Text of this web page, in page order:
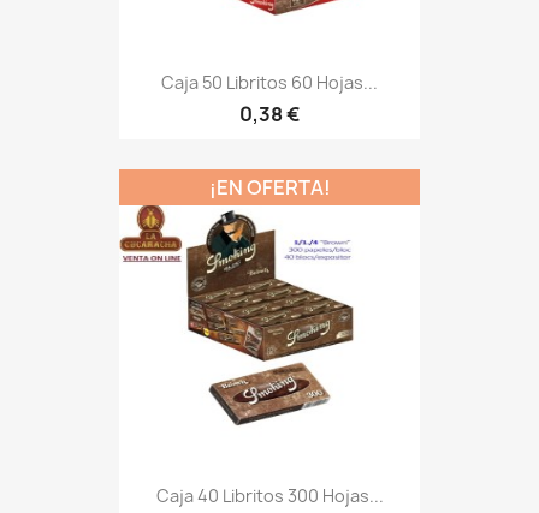
Caja 50 Libritos 60 Hojas...
0,38 €
Caja 40 Libritos 300 Hojas...
¡EN OFERTA!